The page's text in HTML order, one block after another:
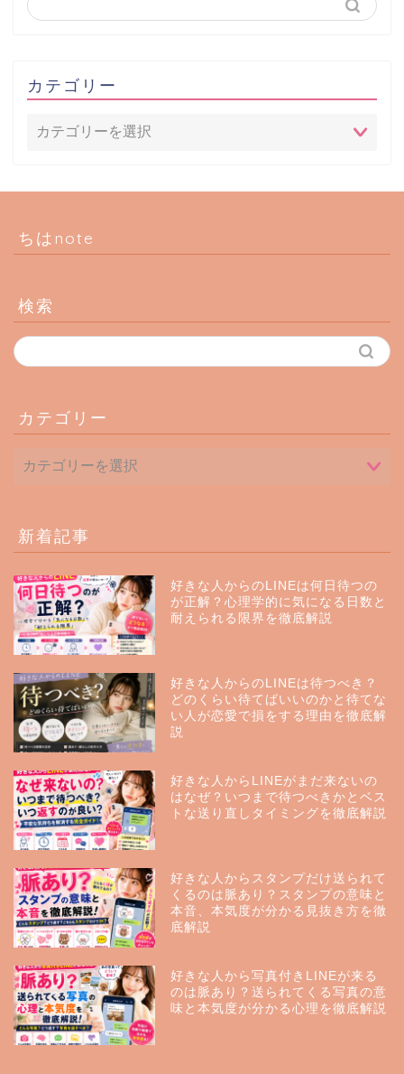
カテゴリー
ちはnote
検索
カテゴリー
新着記事
好きな人からのLINEは何日待つの
が正解？心理学的に気になる日数と
耐えられる限界を徹底解説
好きな人からのLINEは待つべき？
どのくらい待てばいいのかと待てな
い人が恋愛で損をする理由を徹底解
説
好きな人からLINEがまだ来ないの
はなぜ？いつまで待つべきかとベス
トな送り直しタイミングを徹底解説
好きな人からスタンプだけ送られて
くるのは脈あり？スタンプの意味と
本音、本気度が分かる見抜き方を徹
底解説
好きな人から写真付きLINEが来る
のは脈あり？送られてくる写真の意
味と本気度が分かる心理を徹底解説